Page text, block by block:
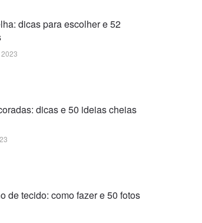
dicas para escolher e 52
dicas e 50 ideias cheias
de tecido: como fazer e 50 fotos